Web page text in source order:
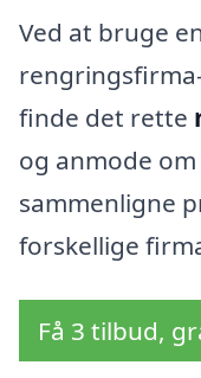
Ved at bruge
finde det rette
og anmode
sammenligne
forskellige
Få 3 tilbud,